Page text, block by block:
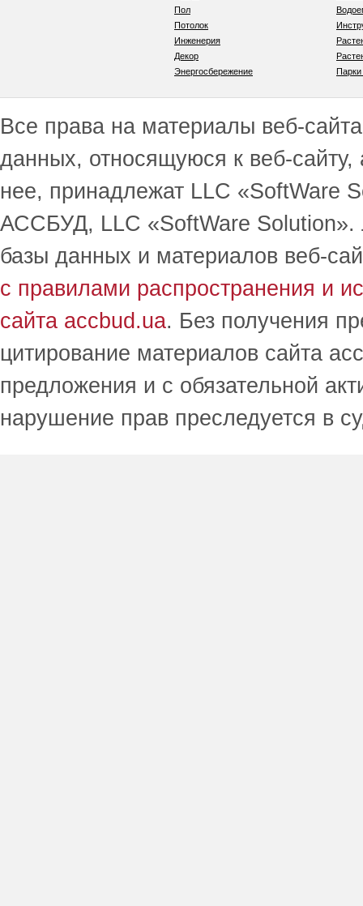
Пол
Потолок
Инженерия
Декор
Энергосбережение
Все права на материалы веб-
данных, относящуюся к веб-
нее, принадлежат LLC
АССБУД, LLC «SoftWare Solution».
базы данных и материалов веб-
с правилами распространения и
сайта accbud.ua. Без получения
цитирование материалов сайта
предложения и с обязательной
нарушение прав преследуется в